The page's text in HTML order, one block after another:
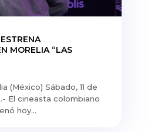
MORELIA “LAS
(México) Sábado, 11 de
El cineasta colombiano
hoy...